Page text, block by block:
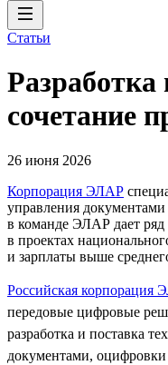
Статьи
сочетание
26 июня 2026
Корпорация ЭЛАР
управления
в команде ЭЛАР дает ряд
в проектах
и зарплаты выше
Российская корпорация
передовые цифровые
разработка и поставка
документами,